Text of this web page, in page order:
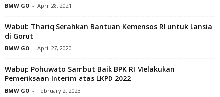
BMW GO - April 28, 2021
Wabub Thariq Serahkan Bantuan Kemensos RI untuk Lansia
di Gorut
BMW GO - April 27, 2020
Wabup Pohuwato Sambut Baik BPK RI Melakukan
Pemeriksaan Interim atas LKPD 2022
BMW GO - February 2, 2023